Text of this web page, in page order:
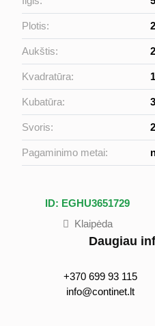
Plotis:
Aukštis:
Kvadratūra:
Kubatūra:
Svoris:
Pagaminimo metai:
ID: EGHU3651729
Klaipėda
Daugiau
+370 699 93 115
info@continet.lt